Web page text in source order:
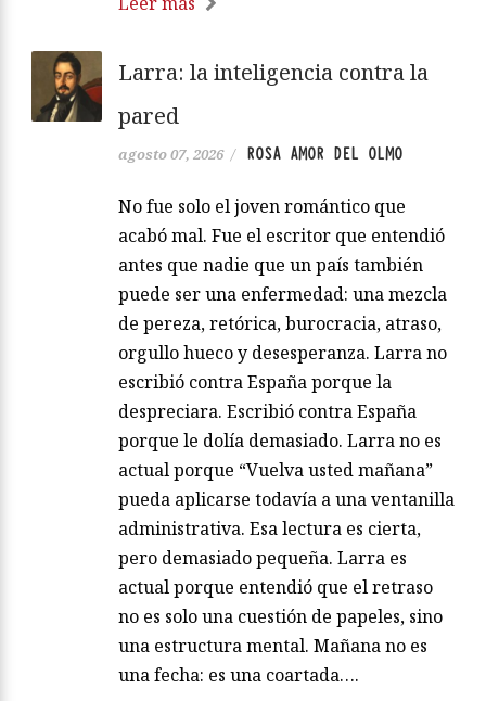
Larra: la inteligencia contra la
pared
agosto 07, 2026 / ROSA AMOR DEL OLMO
No fue solo el joven romántico que
acabó mal. Fue el escritor que entendió
antes que nadie que un país también
puede ser una enfermedad: una mezcla
de pereza, retórica, burocracia, atraso,
orgullo hueco y desesperanza. Larra no
escribió contra España porque la
despreciara. Escribió contra España
porque le dolía demasiado. Larra no es
actual porque “Vuelva usted mañana”
pueda aplicarse todavía a una ventanilla
administrativa. Esa lectura es cierta,
pero demasiado pequeña. Larra es
actual porque entendió que el retraso
no es solo una cuestión de papeles, sino
una estructura mental. Mañana no es
una fecha: es una coartada….